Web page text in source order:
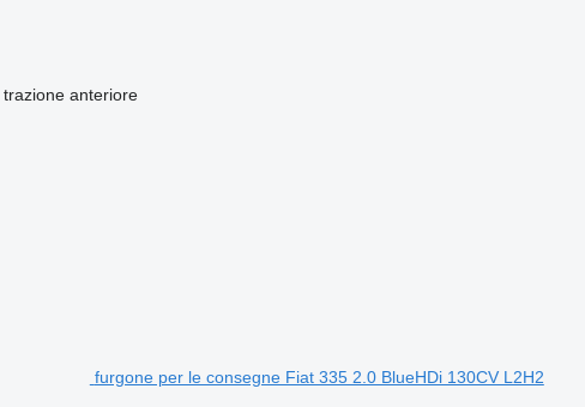
trazione anteriore
furgone per le consegne Fiat 335 2.0 BlueHDi 130CV L2H2